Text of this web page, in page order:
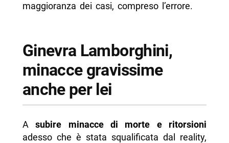
maggioranza dei casi, compreso l’errore.
Ginevra Lamborghini,
minacce gravissime
anche per lei
Asubire minacce di morte e ritorsioni
adesso che è stata squalificata dal reality,